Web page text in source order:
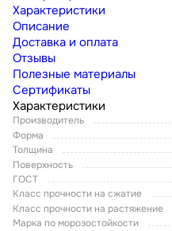
Характеристики
Описание
Доставка и оплата
Отзывы
Полезные материалы
Сертификаты
Характеристики
Производитель
Форма
Толщина
Поверхность
ГОСТ
Класс прочности на сжатие
Класс прочности на растяжение
Марка по морозостойкости